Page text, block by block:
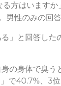
方はいます
性のみの回
」と回答し
身体で臭
で40.7%、